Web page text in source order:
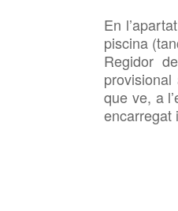
En
piscina
Regidor
que ve, a
encarregat